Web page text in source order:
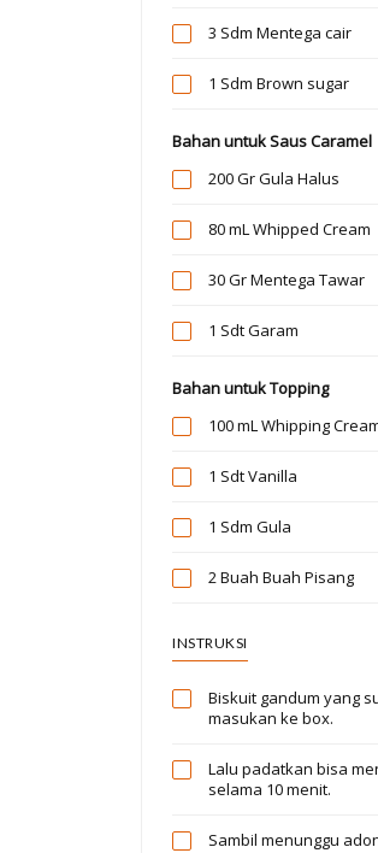
3 Sdm Mentega cair
1 Sdm Brown sugar
Bahan untuk Saus Caramel
200 GrGula Halus
80 mLWhipped Cream
30 GrMentega Tawar
1 SdtGaram
Bahan untuk Topping
100 mLWhipping
1 SdtVanilla
1 Sdm Gula
2 Buah Buah Pisang
INSTRUKSI
Biskuit gandum yang
masukan ke box.
Lalu padatkan bisa
selama 10 menit.
Sambil menunggu